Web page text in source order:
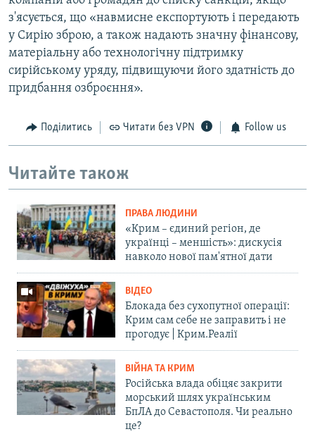
з'ясується, що «навмисне експортують і передають
у Сирію зброю, а також надають значну фінансову,
матеріальну або технологічну підтримку
сирійському уряду, підвищуючи його здатність до
придбання озброєння».
Поділитись Читати без VPN Follow us
Читайте також
ПРАВА ЛЮДИНИ
«Крим – єдиний регіон, де
українці – меншість»: дискусія
навколо нової пам'ятної дати
ВІДЕО
Блокада без сухопутної операції:
Крим сам себе не заправить і не
прогодує | Крим.Реалії
ВІЙНА ТА КРИМ
Російська влада обіцяє закрити
морський шлях українським
БпЛА до Севастополя. Чи реально
це?